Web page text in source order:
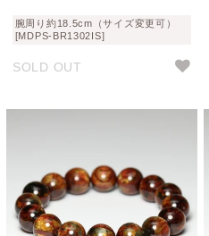
腕周り約18.5cm（サイズ変更可）
[MDPS-BR1302IS]
SOLD OUT